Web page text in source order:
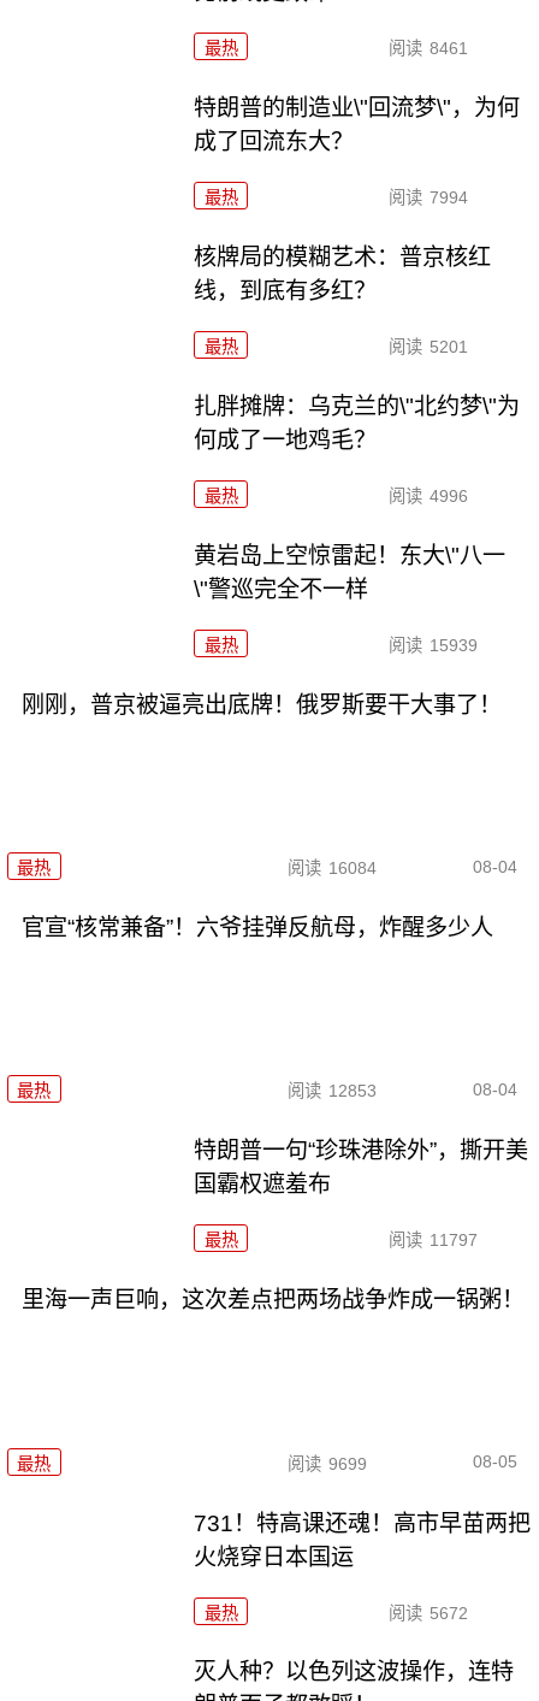
最热 阅读 8461
特朗普的制造业\"回流梦\"，为何
成了回流东大？
最热 阅读 7994
核牌局的模糊艺术：普京核红
线，到底有多红？
最热 阅读 5201
扎胖摊牌：乌克兰的\"北约梦\"为
何成了一地鸡毛？
最热 阅读 4996
黄岩岛上空惊雷起！东大\"八一
\"警巡完全不一样
最热 阅读 15939
刚刚，普京被逼亮出底牌！俄罗斯要干大事了！
最热 阅读 16084 08-04
官宣“核常兼备”！六爷挂弹反航母，炸醒多少人
最热 阅读 12853 08-04
特朗普一句“珍珠港除外”，撕开美
国霸权遮羞布
最热 阅读 11797
里海一声巨响，这次差点把两场战争炸成一锅粥！
最热 阅读 9699 08-05
731！特高课还魂！高市早苗两把
火烧穿日本国运
最热 阅读 5672
灭人种？以色列这波操作，连特